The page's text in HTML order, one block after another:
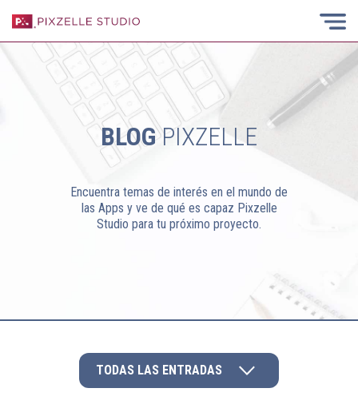
BLOGPIXZELLE
Encuentra temas de interés en el mundo de
las Apps y ve de qué es capaz Pixzelle
Studio para tu próximo proyecto.
TODAS LAS ENTRADAS